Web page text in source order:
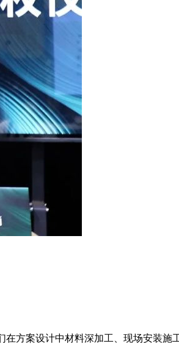
方案设计中材料深加工、现场安装施